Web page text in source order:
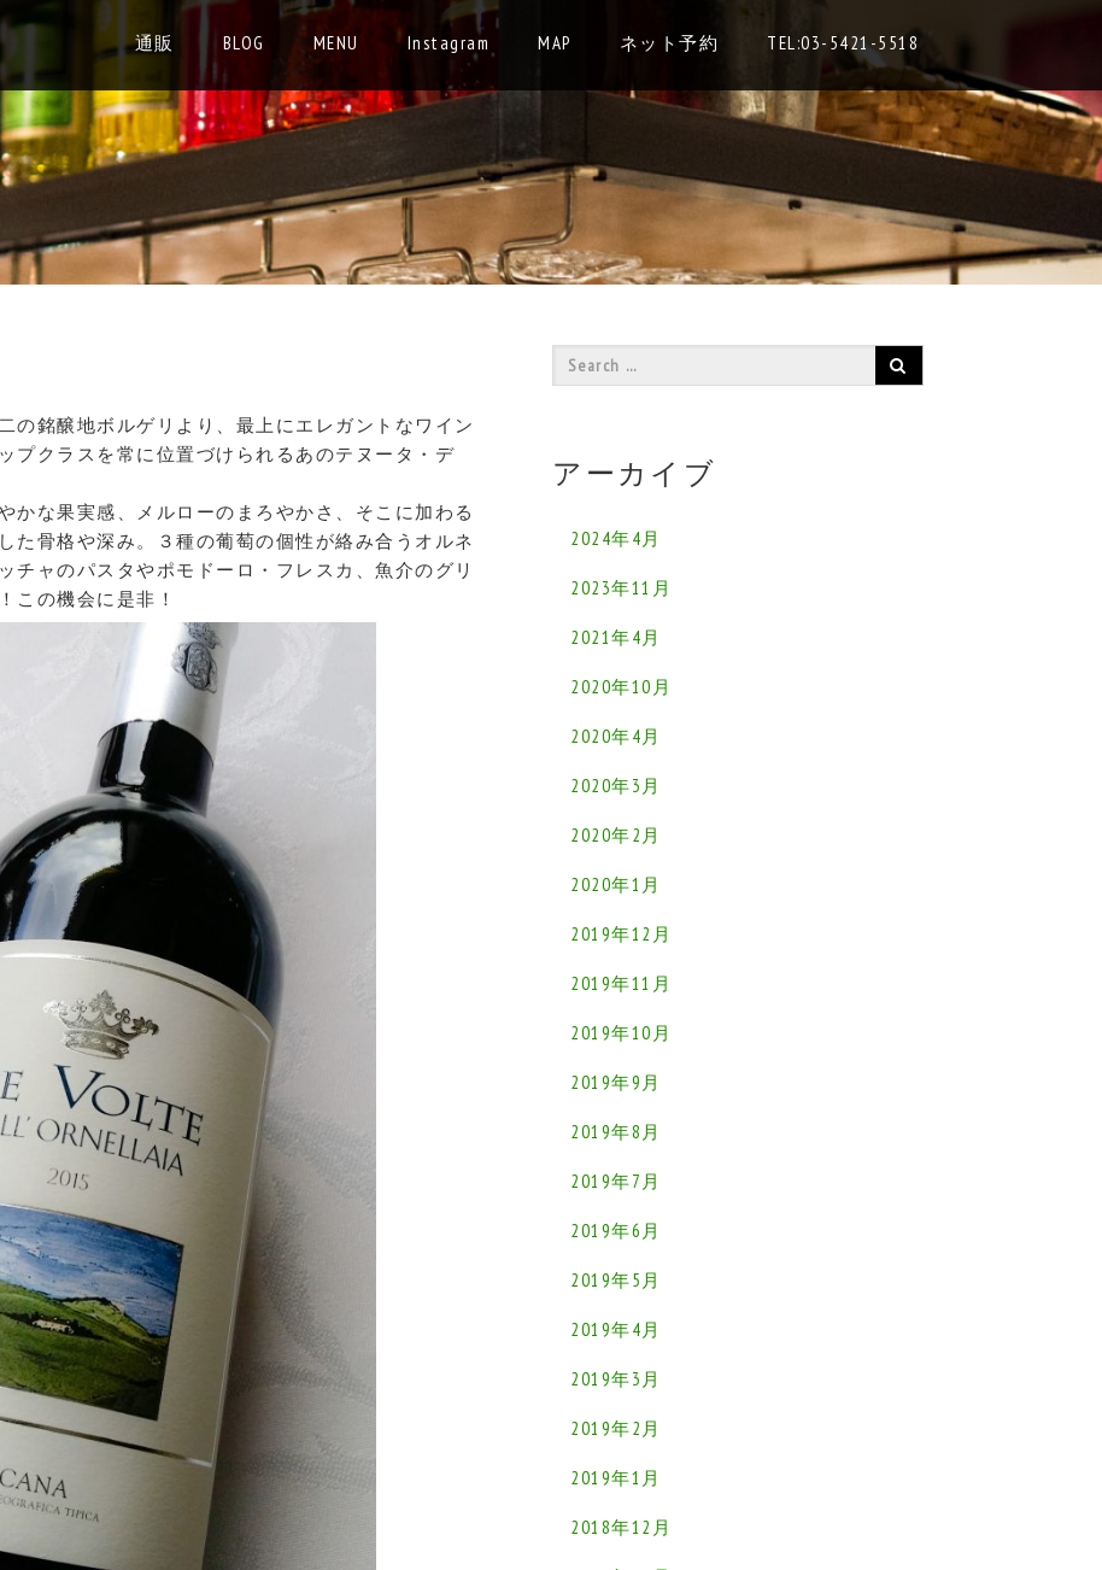
通販 BLOG MENU Instagram MAP ネット予約 TEL:03-5421-5518
の銘醸地ボルゲリより、最上にエレガントなワイン
プクラスを常に位置づけられるあのテヌータ・デ
かな果実感、メルローのまろやかさ、そこに加わる
た骨格や深み。３種の葡萄の個性が絡み合うオルネ
チャのパスタやポモドーロ・フレスカ、魚介のグリ
この機会に是非！
アーカイブ
2024年4月
2023年11月
2021年4月
2020年10月
2020年4月
2020年3月
2020年2月
2020年1月
2019年12月
2019年11月
2019年10月
2019年9月
2019年8月
2019年7月
2019年6月
2019年5月
2019年4月
2019年3月
2019年2月
2019年1月
2018年12月